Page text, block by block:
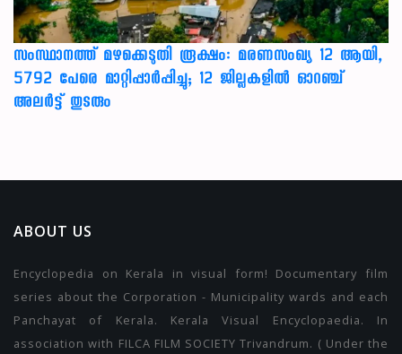
സംസ്ഥാനത്ത് മഴക്കെടുതി രൂക്ഷം: മരണസംഖ്യ 12 ആയി,
5792 പേരെ മാറ്റിപ്പാർപ്പിച്ചു; 12 ജില്ലകളിൽ ഓറഞ്ച്
അലർട്ട് തുടരും
ABOUT US
Encyclopedia on Kerala in visual form! Documentary film
series about the Corporation - Municipality wards and each
Panchayat of Kerala. Kerala Visual Encyclopaedia. In
association with FILCA FILM SOCIETY Trivandrum. ( Under the